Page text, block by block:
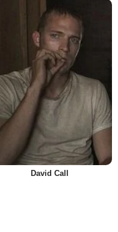
David Call